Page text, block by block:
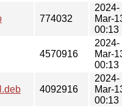
774032
2024-
Mar-
00:13
4570916
2024-
Mar-
00:13
4092916
2024-
Mar-
00:13